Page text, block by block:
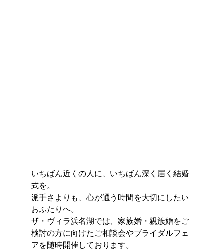
いちばん近くの人に、いちばん深く届く結婚
式を。
派手さよりも、心が通う時間を大切にしたい
おふたりへ。
ザ・ヴィラ浜名湖では、家族婚・親族婚をご
検討の方に向けたご相談会やブライダルフェ
アを随時開催しております。